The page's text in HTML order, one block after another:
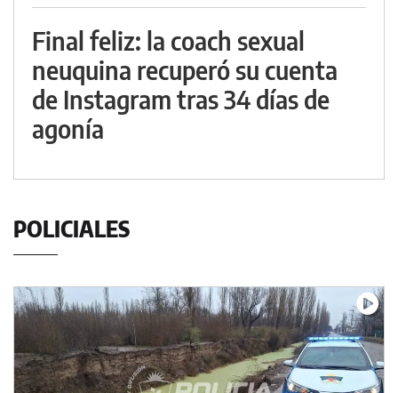
Final feliz: la coach sexual
neuquina recuperó su cuenta
de Instagram tras 34 días de
agonía
POLICIALES